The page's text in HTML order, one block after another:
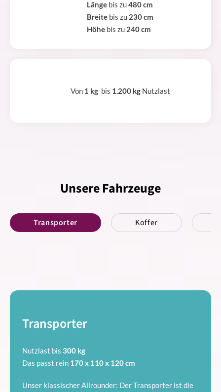
Länge bis zu480 cm
Breite bis zu 230 cm
Höhe bis zu 240 cm
Von 1 kgbis 1.200 kgNutzlast
Unsere Fahrzeuge
Transporter Koffer
Transporter
Nutzlast bis 300 kg
Das passt rein 170 x 110 x 120 cm
Unser klassischer Allrounder: Der Transporter ist die